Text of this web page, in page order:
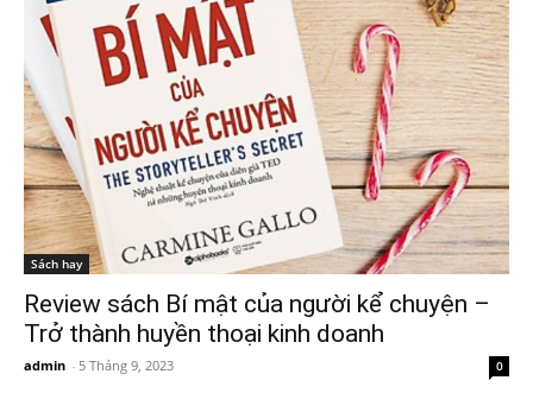
Sách hay
Review sách Bí mật của người kể chuyện –
Trở thành huyền thoại kinh doanh
admin - 5 Tháng 9, 2023 0